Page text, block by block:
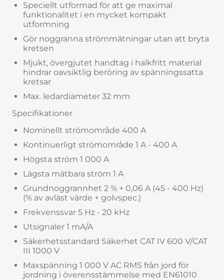
Speciellt utformad för att ge maximal
funktionalitet i en mycket kompakt
utformning
Gör noggranna strömmätningar utan att bryta
kretsen
Mjukt, övergjutet handtag i halkfritt material
hindrar oavsiktlig beröring av spänningssatta
kretsar
Max. ledardiameter 32 mm
Specifikationer
Nominellt strömområde 400 A
Kontinuerligt strömområde 1 A - 400 A
Högsta ström 1 000 A
Lägsta mätbara ström 1 A
Grundnoggrannhet 2 % + 0,06 A (45 - 400 Hz)
(% av avläst värde + golvspec.)
Frekvenssvar 5 Hz - 20 kHz
Utsignaler 1 mA/A
Säkerhetsstandard Säkerhet CAT IV 600 V/CAT
III 1000 V
Maxspänning 1 000 V AC RMS från jord för
jordning i överensstämmelse med EN61010